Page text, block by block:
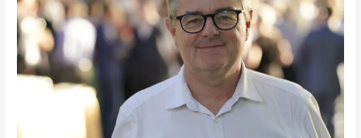
Pendules
à
l’Heure
de
Professionnel